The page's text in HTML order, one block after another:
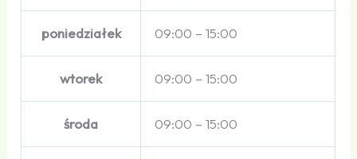
poniedziałek 09:00 – 15:00
wtorek 09:00 – 15:00
środa 09:00 – 15:00